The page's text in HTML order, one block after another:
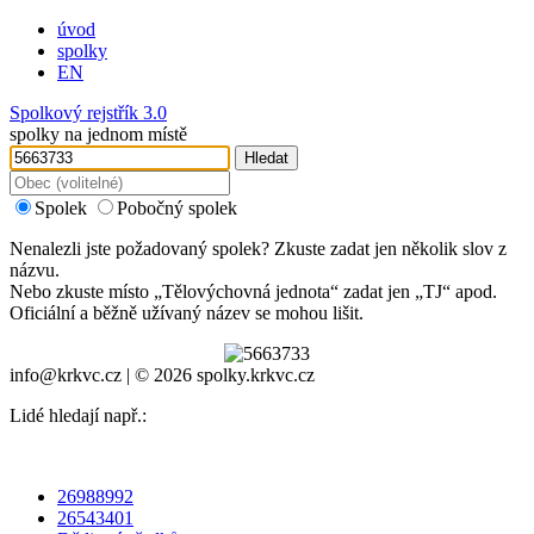
úvod
spolky
EN
Spolkový rejstřík 3.0
spolky na jednom místě
Hledat
Spolek
Pobočný spolek
Nenalezli jste požadovaný spolek? Zkuste zadat jen několik slov z
názvu.
Nebo zkuste místo „Tělovýchovná jednota“ zadat jen „TJ“ apod.
Oficiální a běžně užívaný název se mohou lišit.
info@krkvc.cz | © 2026 spolky.krkvc.cz
Lidé hledají např.:
26988992
26543401